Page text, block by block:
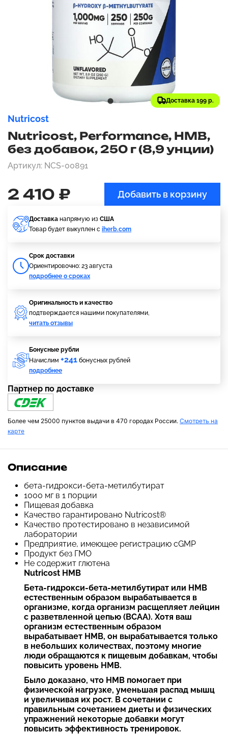
Доставка 199 р.
Nutricost
Nutricost, Performance, HMB,
без добавок, 250 г (8,9 унции)
Артикул: NCS-00891
2 410 ₽ Добавить в корзину
Доставка напрямую из США
Товар будет выкуплен с iherb.com
Cрок доставки
Ориентировочно: 23 августа
подробнее о сроках
Оригинальность и качество
подтверждается нашими покупателями,
читать отзывы
Бонусные рубли
Начислим +241 бонусных рублей
подробнее
Партнер по доставке
Более чем 25000 пунктов выдачи в 470 городах России. Смотреть на
карте
Описание
бета-гидрокси-бета-метилбутират
1000 мг в 1 порции
Пищевая добавка
Качество гарантировано Nutricost®
Качество протестировано в независимой
лаборатории
Предприятие, имеющее регистрацию cGMP
Продукт без ГМО
Не содержит глютена
Nutricost HMB
Бета-гидрокси-бета-метилбутират или HMB
естественным образом вырабатывается в
организме, когда организм расщепляет лейцин
с разветвленной цепью (BCAA). Хотя ваш
организм естественным образом
вырабатывает HMB, он вырабатывается только
в небольших количествах, поэтому многие
люди обращаются к пищевым добавкам, чтобы
повысить уровень HMB.
Было доказано, что HMB помогает при
физической нагрузке, уменьшая распад мышц
и увеличивая их рост. В сочетании с
правильным сочетанием диеты и физических
упражнений некоторые добавки могут
повысить эффективность тренировок.